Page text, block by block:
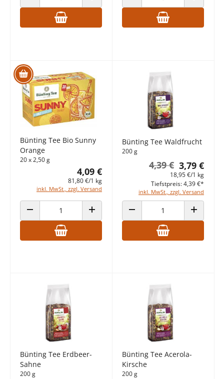
ANZAHL VERRINGERN ANZAHL ERHÖHENANZAHL VERRINGERN ANZAHL
Bünting Tee Bio Sunny
Orange
20 x 2,50 g
4,09 €
81,80 €/1 kg
inkl. MwSt., zzgl. Versand
ANZAHL VERRINGERN ANZAHL ERHÖHEN
Bünting Tee Waldfrucht
200 g
3,79 €
4,39 €
18,95 €/1 kg
inkl. MwSt., zzgl. Versand
Tiefstpreis: 4,39 €*
ANZAHL VERRINGERN ANZAHL
Bünting Tee Erdbeer-
Sahne
200 g
Bünting Tee Acerola-
Kirsche
200 g